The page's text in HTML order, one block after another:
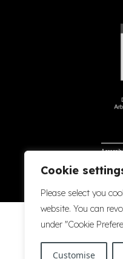
Cookie
Please select you
website. You can
under "Cookie
Customise